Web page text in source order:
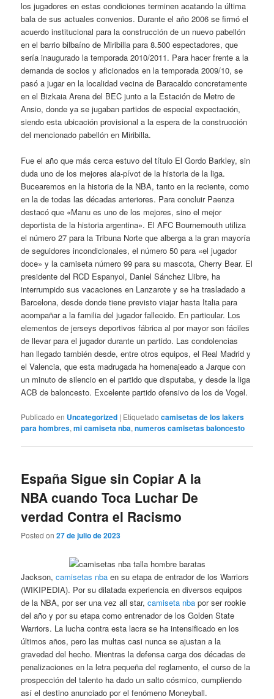
los jugadores en estas condiciones terminen acatando la última
bala de sus actuales convenios. Durante el año 2006 se firmó el
acuerdo institucional para la construcción de un nuevo pabellón
en el barrio bilbaíno de Miribilla para 8.500 espectadores, que
sería inaugurado la temporada 2010/2011. Para hacer frente a la
demanda de socios y aficionados en la temporada 2009/10, se
pasó a jugar en la localidad vecina de Baracaldo concretamente
en el Bizkaia Arena del BEC junto a la Estación de Metro de
Ansio, donde ya se jugaban partidos de especial expectación,
siendo esta ubicación provisional a la espera de la construcción
del mencionado pabellón en Miribilla.
Fue el año que más cerca estuvo del título El Gordo Barkley, sin
duda uno de los mejores ala-pívot de la historia de la liga.
Bucearemos en la historia de la NBA, tanto en la reciente, como
en la de todas las décadas anteriores. Para concluir Paenza
destacó que «Manu es uno de los mejores, sino el mejor
deportista de la historia argentina». El AFC Bournemouth utiliza
el número 27 para la Tribuna Norte que alberga a la gran mayoría
de seguidores incondicionales, el número 50 para «el jugador
doce» y la camiseta número 99 para su mascota, Cherry Bear. El
presidente del RCD Espanyol, Daniel Sánchez Llibre, ha
interrumpido sus vacaciones en Lanzarote y se ha trasladado a
Barcelona, desde donde tiene previsto viajar hasta Italia para
acompañar a la familia del jugador fallecido. En particular. Los
elementos de jerseys deportivos fábrica al por mayor son fáciles
de llevar para el jugador durante un partido. Las condolencias
han llegado también desde, entre otros equipos, el Real Madrid y
el Valencia, que esta madrugada ha homenajeado a Jarque con
un minuto de silencio en el partido que disputaba, y desde la liga
ACB de baloncesto. Excelente partido ofensivo de los de Vogel.
Publicado en Uncategorized | Etiquetado camisetas de los lakers
para hombres,mi camiseta nba,numeros camisetas baloncesto
España Sigue sin Copiar A la
NBA cuando Toca Luchar De
verdad Contra el Racismo
Posted on27 de julio de 2023
Jackson,camisetas nba en su etapa de entrador de los Warriors
(WIKIPEDIA). Por su dilatada experiencia en diversos equipos
de la NBA, por ser una vez all star,camiseta nba por ser rookie
del año y por su etapa como entrenador de los Golden State
Warriors. La lucha contra esta lacra se ha intensificado en los
últimos años, pero las multas casi nunca se ajustan a la
gravedad del hecho. Mientras la defensa carga dos décadas de
penalizaciones en la letra pequeña del reglamento, el curso de la
prospección del talento ha dado un salto cósmico, cumpliendo
así el destino anunciado por el fenómeno Moneyball.